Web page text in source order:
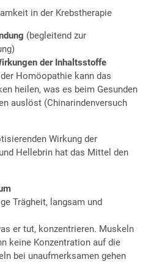
in der Krebstherapie
(begleitend zur
der Inhaltsstoffe
Homöopathie kann das
heilen, was es beim Gesunden
auslöst (Chinarindenversuch
Wirkung der
Hellebrin hat das Mittel den
Trägheit, langsam und
er tut, konzentrieren. Muskeln
keine Konzentration auf die
bei unaufmerksamen gehen